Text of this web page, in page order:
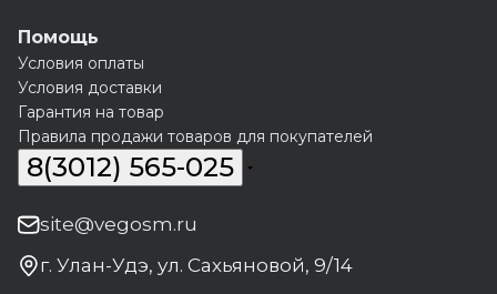
Помощь
Условия оплаты
Условия доставки
Гарантия на товар
Правила продажи товаров для покупателей
8(3012) 565-025
site@vegosm.ru
г. Улан-Удэ, ул. Сахьяновой, 9/14